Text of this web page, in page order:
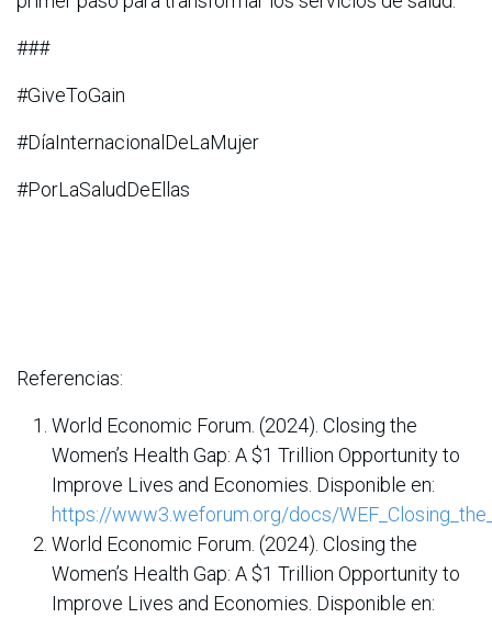
###
#GiveToGain
#DíaInternacionalDeLaMujer
#PorLaSaludDeEllas
Referencias:
World Economic Forum. (2024). Closing the
Women’s Health Gap: A $1 Trillion Opportunity to
Improve Lives and Economies. Disponible en:
https://www3.weforum.org/docs/
World Economic Forum. (2024). Closing the
Women’s Health Gap: A $1 Trillion Opportunity to
Improve Lives and Economies. Disponible en: